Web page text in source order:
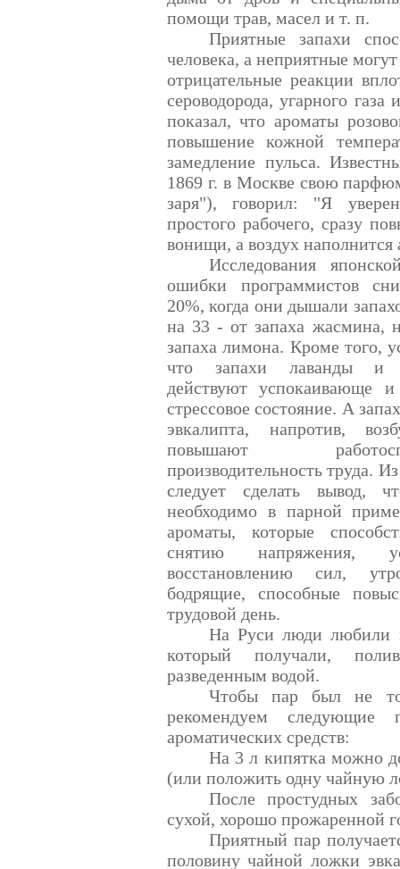
помощи трав, масел и т. п.
Приятные запахи
человека, а неприятные
отрицательные реакции
сероводорода, угарного
показал, что ароматы
повышение кожной
замедление пульса.
1869 г. в Москве свою
заря"), говорил: "Я
простого рабочего, сразу
вонищи, а воздух
Исследования
ошибки программистов
20%, когда они дышали
на 33 - от запаха жасмина,
запаха лимона. Кроме того,
что запахи лаванды и
действуют успокаивающе и
стрессовое состояние. А
эвкалипта, напротив,
повышают
производительность труда.
следует сделать вывод,
необходимо в парной
ароматы, которые
снятию напряжения,
восстановлению сил,
бодрящие, способные
трудовой день.
На Руси люди любили
который получали,
разведенным водой.
Чтобы пар был не
рекомендуем
ароматических средств:
На 3 л кипятка можно
(или положить одну чайную
После простудных
сухой, хорошо прожаренной
Приятный пар
половину чайной ложки